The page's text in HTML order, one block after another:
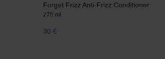
Forget Frizz Anti-Frizz Conditioner
275 ml
30 €